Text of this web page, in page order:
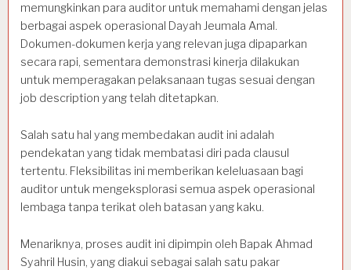
memungkinkan para auditor untuk memahami dengan jelas
berbagai aspek operasional Dayah Jeumala Amal.
Dokumen-dokumen kerja yang relevan juga dipaparkan
secara rapi, sementara demonstrasi kinerja dilakukan
untuk memperagakan pelaksanaan tugas sesuai dengan
job description yang telah ditetapkan.
Salah satu hal yang membedakan audit ini adalah
pendekatan yang tidak membatasi diri pada clausul
tertentu. Fleksibilitas ini memberikan keleluasaan bagi
auditor untuk mengeksplorasi semua aspek operasional
lembaga tanpa terikat oleh batasan yang kaku.
Menariknya, proses audit ini dipimpin oleh Bapak Ahmad
Syahril Husin, yang diakui sebagai salah satu pakar